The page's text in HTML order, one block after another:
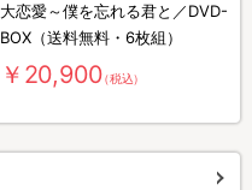
大恋愛～僕を忘れる君と／DVD-
BOX（送料無料・6枚組）
￥20,900（税込）